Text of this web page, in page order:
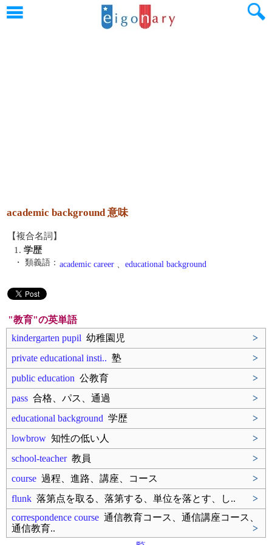
academic background 意味
【複合名詞】
1. 学歴
・ 類義語： academic career 、 educational background
"教育"の英単語
kindergarten pupil 幼稚園児
>
private educational insti.. 塾
>
public education 公教育
>
pass 合格、パス、通過
>
educational background 学歴
>
lowbrow 知性の低い人
>
school-teacher教員
>
course 過程、進路、講座、コース
>
flunk 落第点を取る、落第する、単位を落とす、し..
>
correspondence course 通信教育コース、通信講座コース、
通信教育..
>